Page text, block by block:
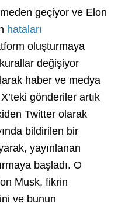
geçiyor ve Elon
hataları
oluşturmaya
değişiyor
haber ve medya
gönderiler artık
Twitter olarak
bildirilen bir
yayınlanan
başladı. O
Musk, fikrin
ve bunun